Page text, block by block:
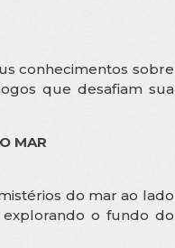
conhecimentos sobre
que desafiam sua
MAR
do mar ao lado
explorando o fundo do